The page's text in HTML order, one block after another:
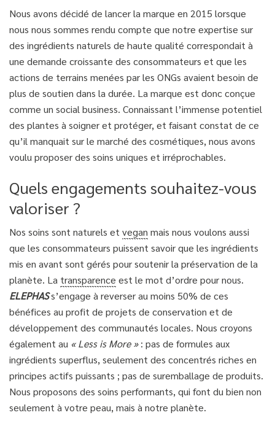
Nous avons décidé de lancer la marque en 2015 lorsque
nous nous sommes rendu compte que notre expertise sur
des ingrédients naturels de haute qualité correspondait à
une demande croissante des consommateurs et que les
actions de terrains menées par les ONGs avaient besoin de
plus de soutien dans la durée. La marque est donc conçue
comme un social business. Connaissant l’immense potentiel
des plantes à soigner et protéger, et faisant constat de ce
qu’il manquait sur le marché des cosmétiques, nous avons
voulu proposer des soins uniques et irréprochables.
Quels engagements souhaitez-vous
valoriser ?
Nos soins sont naturels et vegan mais nous voulons aussi
que les consommateurs puissent savoir que les ingrédients
mis en avant sont gérés pour soutenir la préservation de la
planète. La transparence est le mot d’ordre pour nous.
ELEPHASs’engage à reverser au moins 50% de ces
bénéfices au profit de projets de conservation et de
développement des communautés locales. Nous croyons
également au « Less is More »: pas de formules aux
ingrédients superflus, seulement des concentrés riches en
principes actifs puissants ; pas de suremballage de produits.
Nous proposons des soins performants, qui font du bien non
seulement à votre peau, mais à notre planète.